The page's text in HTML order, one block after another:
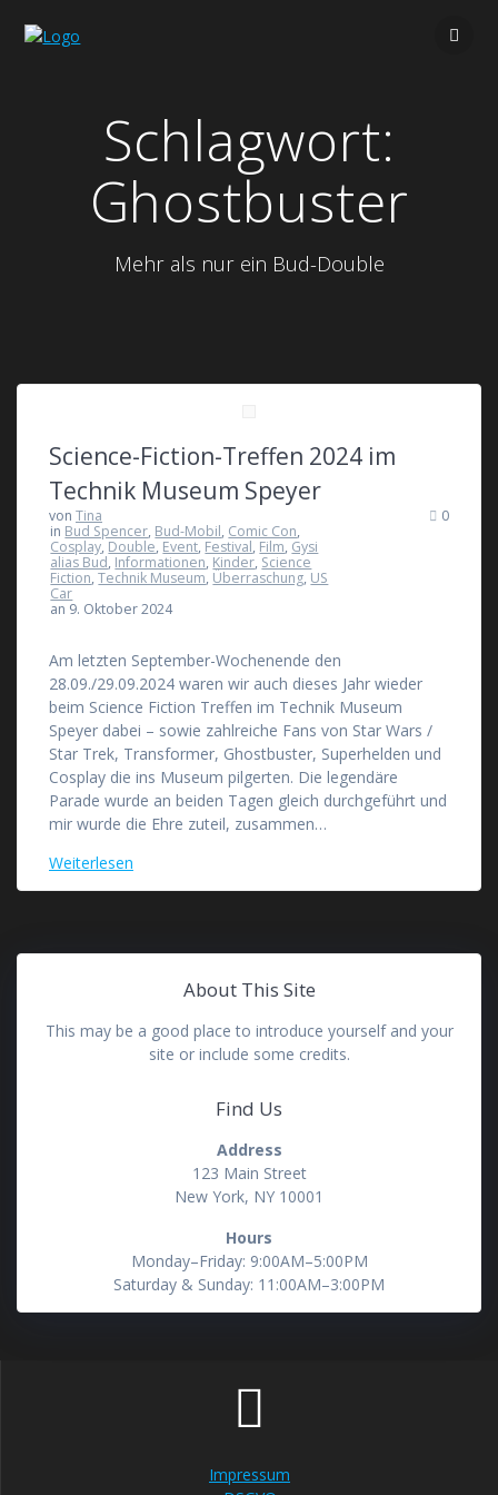
Schlagwort:
Ghostbuster
Mehr als nur ein Bud-Double
Science-Fiction-Treffen 2024 im
Technik Museum Speyer
von Tina
in Bud Spencer, Bud-Mobil, Comic Con,
Cosplay, Double, Event, Festival, Film, Gysi
alias Bud, Informationen, Kinder, Science
Fiction,Technik Museum, Überraschung, US
Car
an 9. Oktober 2024
0
Am letzten September-Wochenende den
28.09./29.09.2024 waren wir auch dieses Jahr wieder
beim Science Fiction Treffen im Technik Museum
Speyer dabei – sowie zahlreiche Fans von Star Wars /
Star Trek, Transformer, Ghostbuster, Superhelden und
Cosplay die ins Museum pilgerten. Die legendäre
Parade wurde an beiden Tagen gleich durchgeführt und
mir wurde die Ehre zuteil, zusammen…
Weiterlesen
About This Site
This may be a good place to introduce yourself and your
site or include some credits.
Find Us
Address
123 Main Street
New York, NY 10001
Hours
Monday–Friday: 9:00AM–5:00PM
Saturday & Sunday: 11:00AM–3:00PM
Impressum